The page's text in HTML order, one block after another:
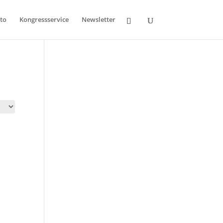
Kongressservice Newsletter